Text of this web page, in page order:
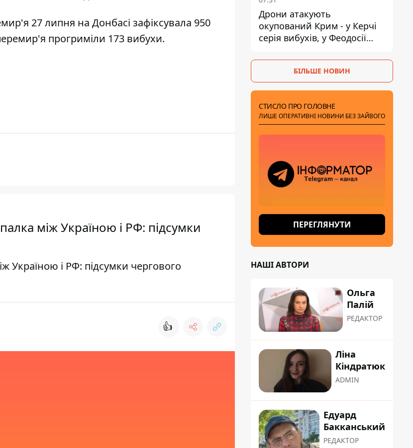
27 липня на Донбасі зафіксувала 950
прогриміли 173 вибухи.
між Україною і РФ: підсумки
і РФ: підсумки чергового
👍
Дрони атакують
окупований Крим - у Керчі
серія вибухів, у Феодосії
БІЛЬШЕ НОВИН
СТИСЛО ПРО ГОЛОВНЕ
ЛИШЕ ОПЕРАТИВНІ НОВИНИ БЕЗ ЗАЙВОГО
ПЕРЕГЛЯНУТИ
НАШІ АВТОРИ
Ольга
Палій
РЕДАКТОР
Ліна
Кіндратюк
ADMIN
Едуард
Бакканський
РЕДАКТОР